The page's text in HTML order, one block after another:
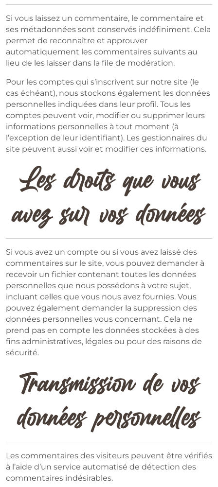
Si vous laissez un commentaire, le commentaire et
ses métadonnées sont conservés indéfiniment. Cela
permet de reconnaître et approuver
automatiquement les commentaires suivants au
lieu de les laisser dans la file de modération.
Pour les comptes qui s’inscrivent sur notre site (le
cas échéant), nous stockons également les données
personnelles indiquées dans leur profil. Tous les
comptes peuvent voir, modifier ou supprimer leurs
informations personnelles à tout moment (à
l’exception de leur identifiant). Les gestionnaires du
site peuvent aussi voir et modifier ces informations.
Les droits que vous
avez sur vos données
Si vous avez un compte ou si vous avez laissé des
commentaires sur le site, vous pouvez demander à
recevoir un fichier contenant toutes les données
personnelles que nous possédons à votre sujet,
incluant celles que vous nous avez fournies. Vous
pouvez également demander la suppression des
données personnelles vous concernant. Cela ne
prend pas en compte les données stockées à des
fins administratives, légales ou pour des raisons de
sécurité.
Transmission de vos
données personnelles
Les commentaires des visiteurs peuvent être vérifiés
à l’aide d’un service automatisé de détection des
commentaires indésirables.